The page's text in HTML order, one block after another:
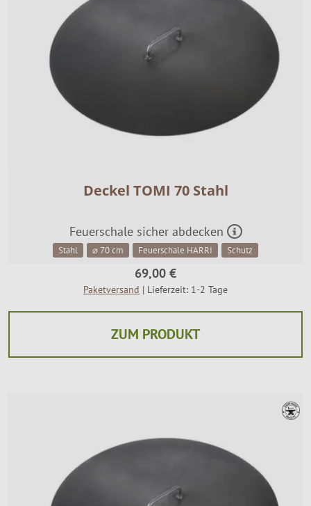
Deckel TOMI 70 Stahl
Feuerschale sicher abdecken
Stahl ⌀ 70 cm Feuerschale HARRI Schutz
69,00 €
Paketversand | Lieferzeit: 1-2 Tage
ZUM PRODUKT